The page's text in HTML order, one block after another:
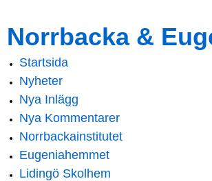
main
content
navigation
Norrbacka &
Main menu
Startsida
Nyheter
Nya Inlägg
Nya Kommentarer
Norrbackainstitutet
Eugeniahemmet
Lidingö Skolhem